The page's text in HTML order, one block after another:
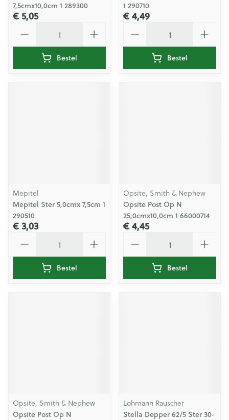
7,5cmx10,0cm 1 289300
€ 5,05
Bestel
1 290710
€ 4,49
Bestel
Mepitel
Mepitel Ster 5,0cmx 7,5cm 1
290510
€ 3,03
Bestel
Opsite, Smith & Nephew
Opsite Post Op N
25,0cmx10,0cm 1 66000714
€ 4,45
Bestel
Opsite, Smith & Nephew
Opsite Post Op N
Lohmann Rauscher
Stella Depper 62/5 Ster 30-